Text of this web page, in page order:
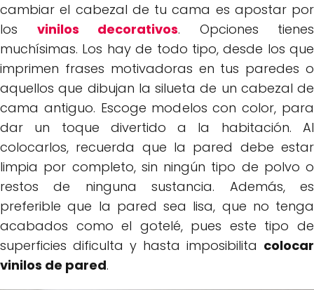
cambiar el cabezal de tu cama es apostar por
los vinilos decorativos. Opciones tienes
muchísimas. Los hay de todo tipo, desde los que
imprimen frases motivadoras en tus paredes o
aquellos que dibujan la silueta de un cabezal de
cama antiguo. Escoge modelos con color, para
dar un toque divertido a la habitación. Al
colocarlos, recuerda que la pared debe estar
limpia por completo, sin ningún tipo de polvo o
restos de ninguna sustancia. Además, es
preferible que la pared sea lisa, que no tenga
acabados como el gotelé, pues este tipo de
superficies dificulta y hasta imposibilita colocar
vinilos de pared.